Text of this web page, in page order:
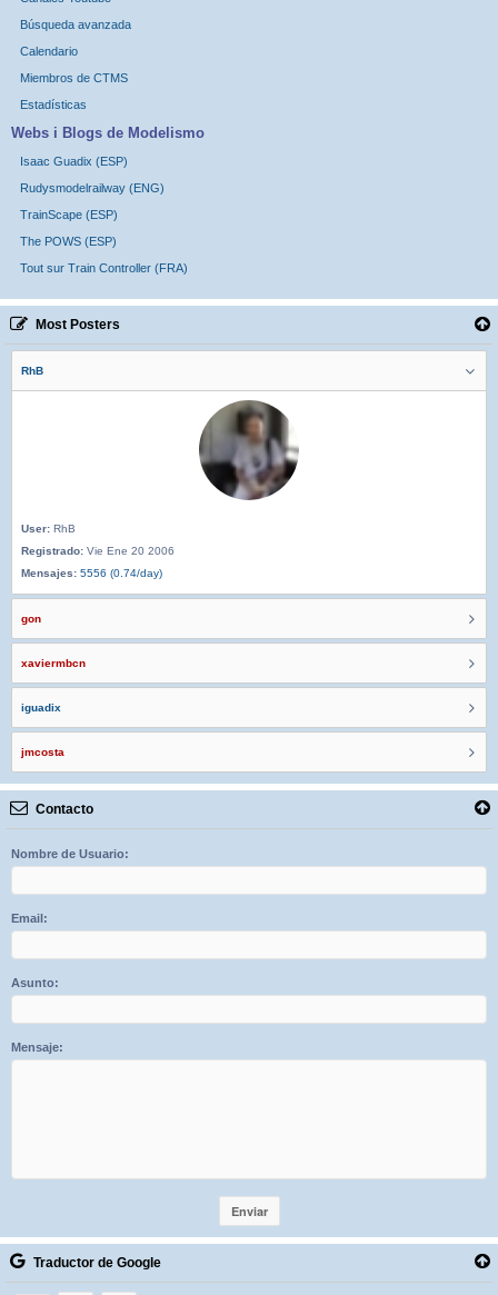
Búsqueda avanzada
Calendario
Miembros de CTMS
Estadísticas
Webs i Blogs de Modelismo
Isaac Guadix (ESP)
Rudysmodelrailway (ENG)
TrainScape (ESP)
The POWS (ESP)
Tout sur Train Controller (FRA)
Most Posters
RhB
User: RhB
Registrado: Vie Ene 20 2006
Mensajes: 5556 (0.74/day)
gon
xaviermbcn
iguadix
jmcosta
Contacto
Nombre de Usuario:
Email:
Asunto:
Mensaje:
Traductor de Google